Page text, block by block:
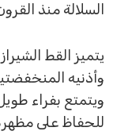
السلالة منذ
يتميز القط
وأذنيه
ويتمتع بفراء
للحفاظ على مظهره